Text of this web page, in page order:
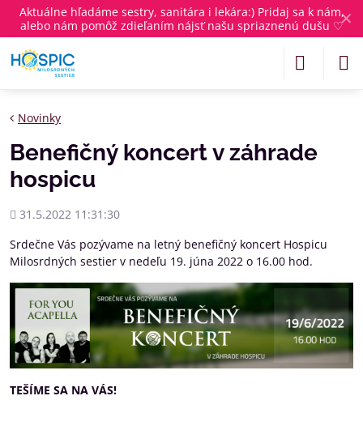
✕
Aktuálne hľadáme sestry, sanitára i lekára:) Pridaj sa k nám,
alebo nám pomôž zdieľaním nájsť našu spriaznenú dušu ♡
Novinky
Benefičný koncert v záhrade
hospicu
Pridané
31.5.2022 11:31:30
Srdečne Vás pozývame na letný benefičný koncert Hospicu
Milosrdných sestier v nedeľu 19. júna 2022 o 16.00 hod.
TEŠÍME SA NA VÁS!